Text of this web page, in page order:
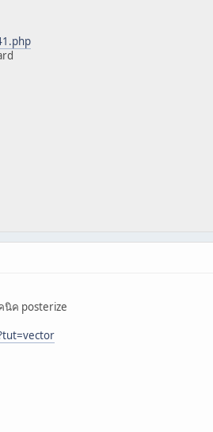
นิค posterize